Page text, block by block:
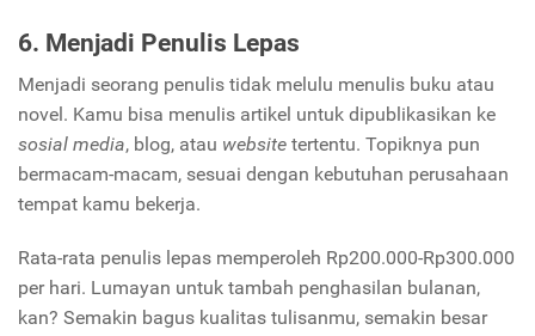
6. Menjadi Penulis Lepas
Menjadi seorang penulis tidak melulu menulis buku atau
novel. Kamu bisa menulis artikel untuk dipublikasikan ke
sosial media, blog, atau website tertentu. Topiknya pun
bermacam-macam, sesuai dengan kebutuhan perusahaan
tempat kamu bekerja.
Rata-rata penulis lepas memperoleh Rp200.000-Rp300.000
per hari. Lumayan untuk tambah penghasilan bulanan,
kan? Semakin bagus kualitas tulisanmu, semakin besar